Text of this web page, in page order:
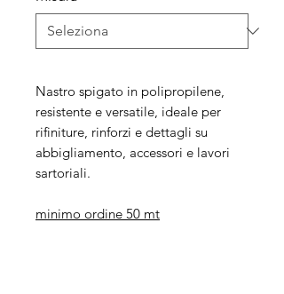
Nastro spigato in polipropilene,
resistente e versatile, ideale per
rifiniture, rinforzi e dettagli su
abbigliamento, accessori e lavori
sartoriali.
minimo ordine 50 mt